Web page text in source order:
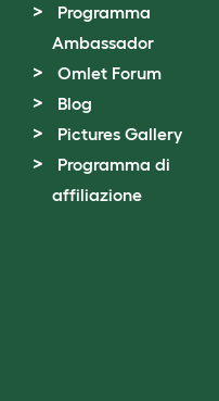
Programma
Ambassador
Omlet Forum
Blog
Pictures Gallery
Programma di
affiliazione